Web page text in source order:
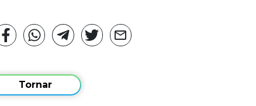
Tornar